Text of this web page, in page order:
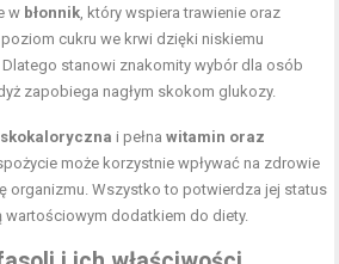
w błonnik , który wspiera trawienie oraz
cukru we krwi dzięki niskiemu
stanowi znakomity wybór dla osób
zapobiega nagłym skokom glukozy.
i pełnawitamin oraz
może korzystnie wpływać na zdrowie
organizmu. Wszystko to potwierdza jej status
dodatkiem do diety.